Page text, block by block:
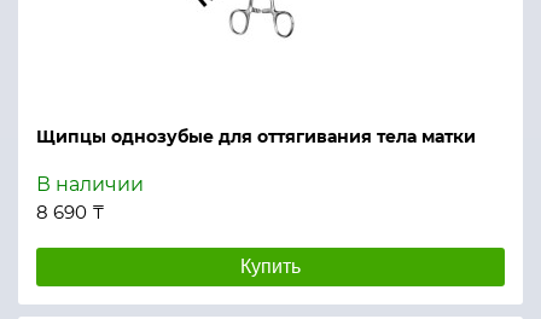
Щипцы однозубые для оттягивания тела матки
В наличии
8 690 ₸
Купить